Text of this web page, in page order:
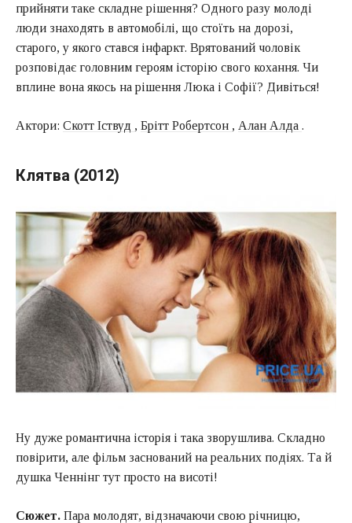
прийняти таке складне рішення? Одного разу молоді
люди знаходять в автомобілі, що стоїть на дорозі,
старого, у якого стався інфаркт. Врятований чоловік
розповідає головним героям історію свого кохання. Чи
вплине вона якось на рішення Люка і Софії? Дивіться!
Актори: Скотт Іствуд , Брітт Робертсон , Алан Алда .
Клятва (2012)
Ну дуже романтична історія і така зворушлива. Складно
повірити, але фільм заснований на реальних подіях. Та й
душка Ченнінг тут просто на висоті!
Сюжет. Пара молодят, відзначаючи свою річницю,